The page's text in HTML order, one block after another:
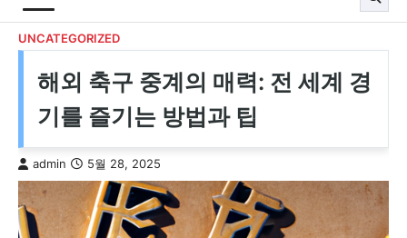
UNCATEGORIZED
해외 축구 중계의 매력: 전 세계 경
기를 즐기는 방법과 팁
admin 5월 28, 2025